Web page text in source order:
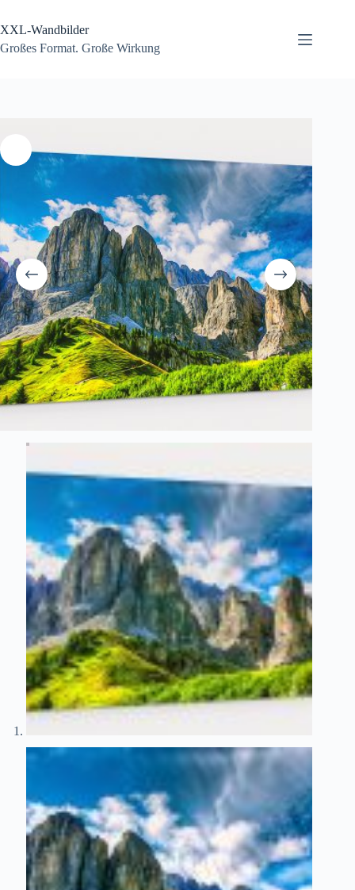
springen
XXL-Wandbilder
Großes Format. Große Wirkung